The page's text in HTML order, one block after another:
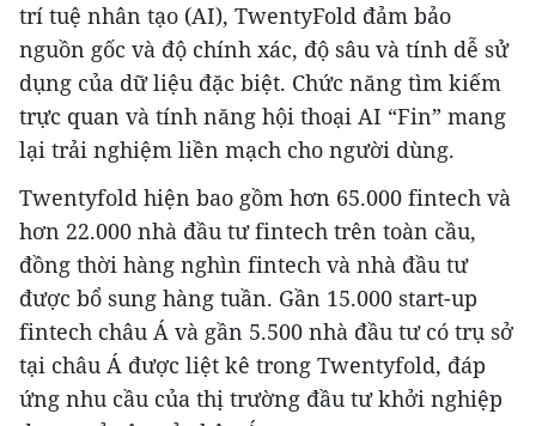
trí tuệ nhân tạo (AI), TwentyFold đảm bảo
nguồn gốc và độ chính xác, độ sâu và tính dễ sử
dụng của dữ liệu đặc biệt. Chức năng tìm kiếm
trực quan và tính năng hội thoại AI “Fin” mang
lại trải nghiệm liền mạch cho người dùng.
Twentyfold hiện bao gồm hơn 65.000 fintech và
hơn 22.000 nhà đầu tư fintech trên toàn cầu,
đồng thời hàng nghìn fintech và nhà đầu tư
được bổ sung hàng tuần. Gần 15.000 start-up
fintech châu Á và gần 5.500 nhà đầu tư có trụ sở
tại châu Á được liệt kê trong Twentyfold, đáp
ứng nhu cầu của thị trường đầu tư khởi nghiệp